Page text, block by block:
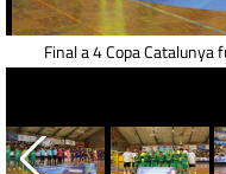
Final a 4 Copa Catalunya